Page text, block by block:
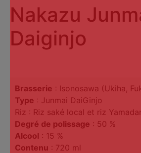
Nakazu
Daiginjo
Brasserie : Isonosawa (Ukiha,
Type : Junmai DaiGinjo
Riz : Riz saké local et riz
Degré de polissage : 50 %
Alcool : 15 %
Contenu : 720 ml